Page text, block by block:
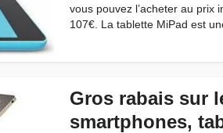
vous pouvez l’acheter au prix
107€. La tablette MiPad est
Gros rabais sur
smartphones,